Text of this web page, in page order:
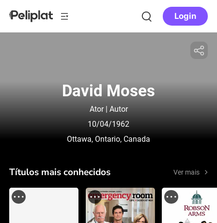
Login
David Moses
Ator | Autor
10/04/1962
Ottawa, Ontario, Canada
Títulos mais conhecidos Ver mais